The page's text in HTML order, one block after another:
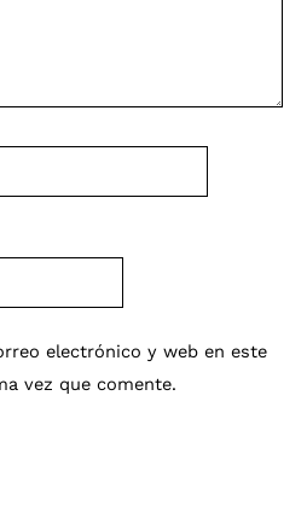
electrónico y web en este
vez que comente.